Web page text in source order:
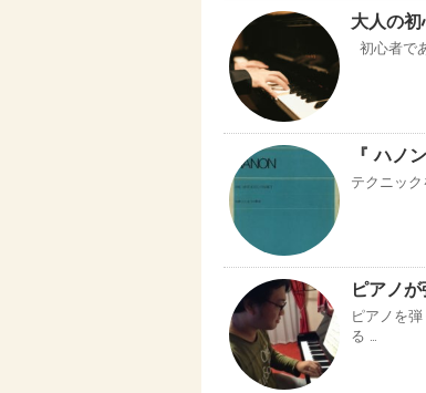
大人の
初心者で
『 ハノ
テクニッ
ピアノ
ピアノを
る …